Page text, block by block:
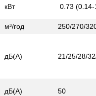
кВт 0.73
м³/год 250/270/
дБ(А) 21/25/28/
дБ(А) 50